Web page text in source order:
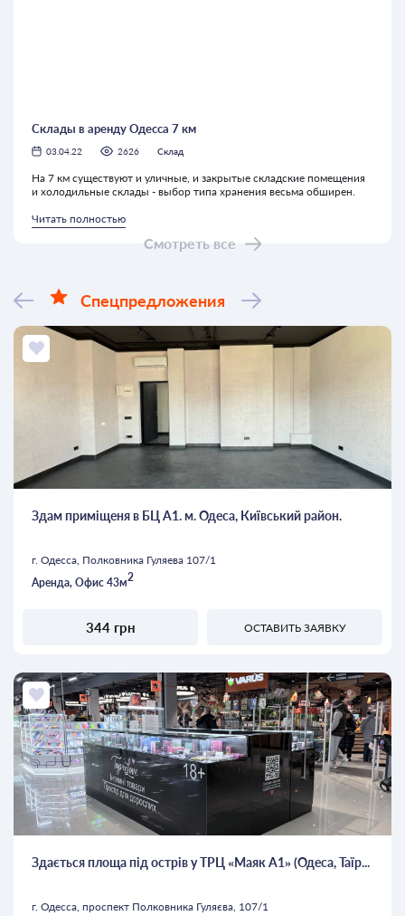
Смотреть все
Склады в аренду Одесса 7 км
03.04.22 2626 Склад
На 7 км существуют и уличные, и закрытые складские помещения
и холодильные склады - выбор типа хранения весьма обширен.
Читать полностью
Спецпредложения
Здам приміщеня в БЦ А1. м. Одеса, Київський район.
г. Одесса, Полковника Гуляева 107/1
Аренда, Офис 43м2
344 грн ОСТАВИТЬ ЗАЯВКУ
Здається площа під острів у ТРЦ «Маяк А1» (Одеса, Таїр...
г. Одесса, проспект Полковника Гуляєва, 107/1